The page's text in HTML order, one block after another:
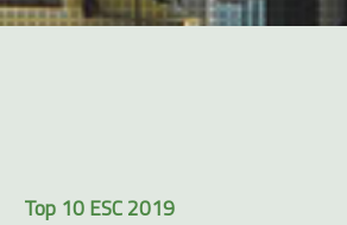
Top 10 ESC 2019